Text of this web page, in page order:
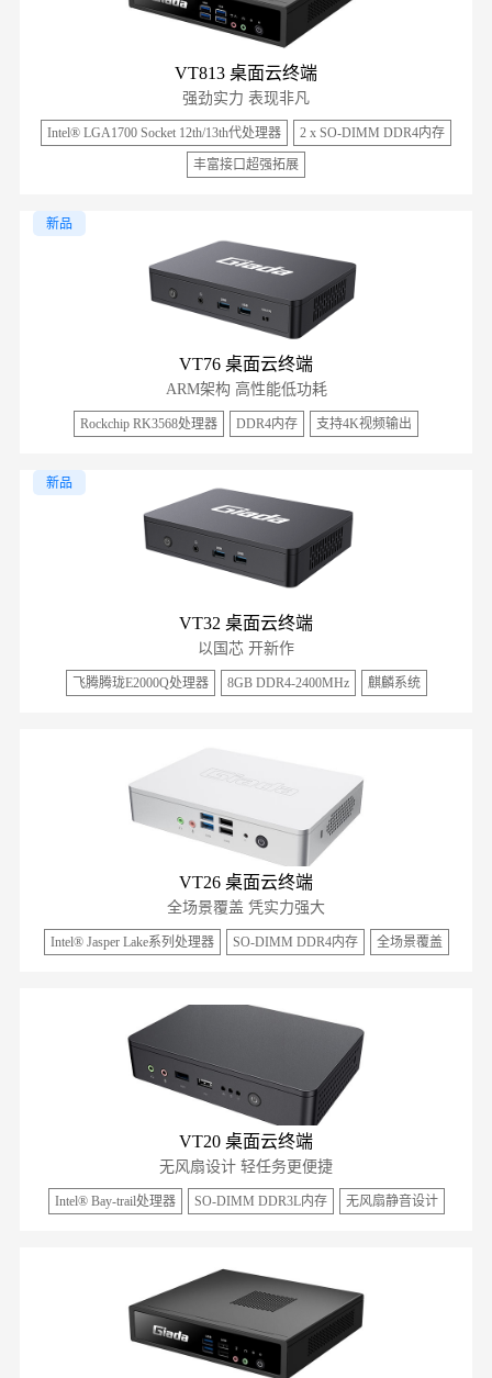
VT813 桌面云终端
强劲实力 表现非凡
Intel® LGA1700 Socket 12th/13th代处理器 2 x SO-DIMM DDR4内存
丰富接口超强拓展
新品
VT76 桌面云终端
ARM架构 高性能低功耗
Rockchip RK3568处理器 DDR4内存 支持4K视频输出
新品
VT32 桌面云终端
以国芯 开新作
飞腾腾珑E2000Q处理器 8GB DDR4-2400MHz 麒麟系统
VT26 桌面云终端
全场景覆盖 凭实力强大
Intel® Jasper Lake系列处理器 SO-DIMM DDR4内存 全场景覆盖
VT20 桌面云终端
无风扇设计 轻任务更便捷
Intel® Bay-trail处理器 SO-DIMM DDR3L内存 无风扇静音设计